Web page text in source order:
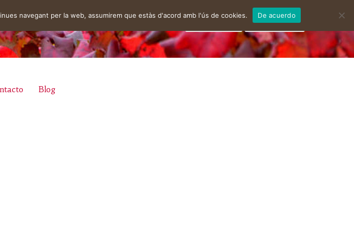
instagram
Blog
navegant per la web, assumirem que estàs d'acord amb l'ús de cookies. De acuerdo